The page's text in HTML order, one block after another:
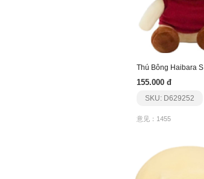
Thú Bông Haibara S
155.000 đ
SKU: D629252
意见：1455